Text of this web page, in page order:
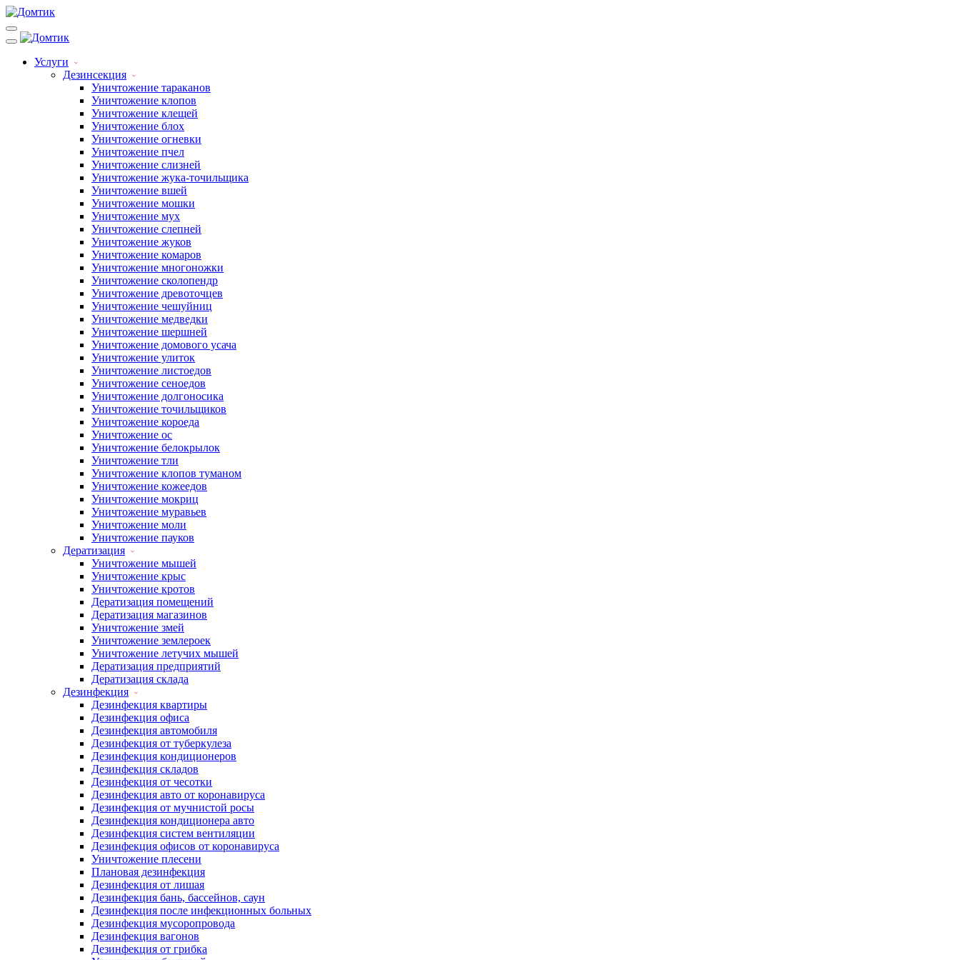
Услуги
Дезинсекция
Уничтожение тараканов
Уничтожение клопов
Уничтожение клещей
Уничтожение блох
Уничтожение огневки
Уничтожение пчел
Уничтожение слизней
Уничтожение жука-точильщика
Уничтожение вшей
Уничтожение мошки
Уничтожение мух
Уничтожение слепней
Уничтожение жуков
Уничтожение комаров
Уничтожение многоножки
Уничтожение сколопендр
Уничтожение древоточцев
Уничтожение чешуйниц
Уничтожение медведки
Уничтожение шершней
Уничтожение домового усача
Уничтожение улиток
Уничтожение листоедов
Уничтожение сеноедов
Уничтожение долгоносика
Уничтожение точильщиков
Уничтожение короеда
Уничтожение ос
Уничтожение белокрылок
Уничтожение тли
Уничтожение клопов туманом
Уничтожение кожеедов
Уничтожение мокриц
Уничтожение муравьев
Уничтожение моли
Уничтожение пауков
Дератизация
Уничтожение мышей
Уничтожение крыс
Уничтожение кротов
Дератизация помещений
Дератизация магазинов
Уничтожение змей
Уничтожение землероек
Уничтожение летучих мышей
Дератизация предприятий
Дератизация склада
Дезинфекция
Дезинфекция квартиры
Дезинфекция офиса
Дезинфекция автомобиля
Дезинфекция от туберкулеза
Дезинфекция кондиционеров
Дезинфекция складов
Дезинфекция от чесотки
Дезинфекция авто от коронавируса
Дезинфекция от мучнистой росы
Дезинфекция кондиционера авто
Дезинфекция систем вентиляции
Дезинфекция офисов от коронавируса
Уничтожение плесени
Плановая дезинфекция
Дезинфекция от лишая
Дезинфекция бань, бассейнов, саун
Дезинфекция после инфекционных больных
Дезинфекция мусоропровода
Дезинфекция вагонов
Дезинфекция от грибка